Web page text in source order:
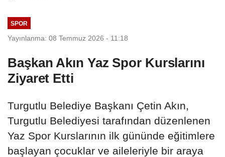
SPOR
Yayınlanma: 08 Temmuz 2026 - 11:18
Başkan Akın Yaz Spor Kurslarını
Ziyaret Etti
Turgutlu Belediye Başkanı Çetin Akın,
Turgutlu Belediyesi tarafından düzenlenen
Yaz Spor Kurslarının ilk gününde eğitimlere
başlayan çocuklar ve aileleriyle bir araya